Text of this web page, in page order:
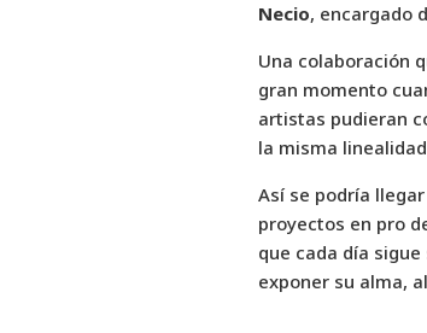
Necio, encargado
Una colaboración
gran momento
artistas pudieran
la misma
Así se podría
proyectos en pro
que cada día
exponer su alma,